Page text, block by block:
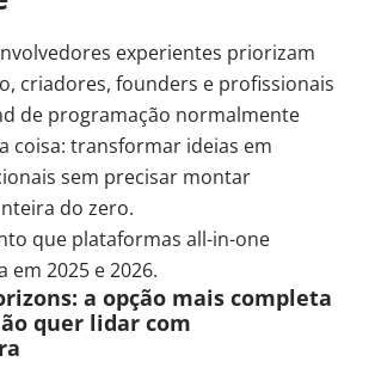
experientes priorizam
criadores, founders e profissionais
de programação normalmente
coisa: transformar ideias em
sem precisar montar
do zero.
que plataformas all-in-one
em 2025 e 2026.
a opção mais completa
quer lidar com